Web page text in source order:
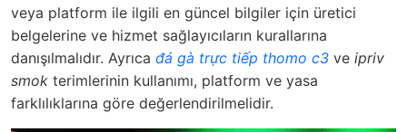
veya platform ile ilgili en güncel bilgiler için üretici
belgelerine ve hizmet sağlayıcıların kurallarına
danışılmalıdır. Ayrıca đá gà trực tiếp thomo c3 ve ipriv
smok terimlerinin kullanımı, platform ve yasa
farklılıklarına göre değerlendirilmelidir.